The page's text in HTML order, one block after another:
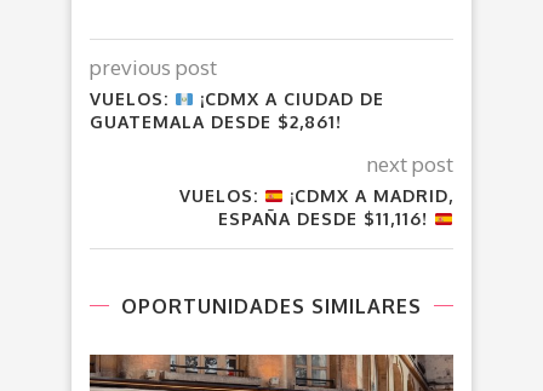
previous post
VUELOS:
¡CDMX A CIUDAD DE
GUATEMALA DESDE $2,861!
next post
VUELOS:
¡CDMX A MADRID,
ESPAÑA DESDE $11,116!
OPORTUNIDADES SIMILARES